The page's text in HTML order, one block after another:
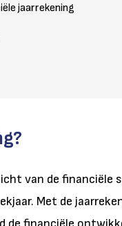
jaarrekening
van de financiële
Met de